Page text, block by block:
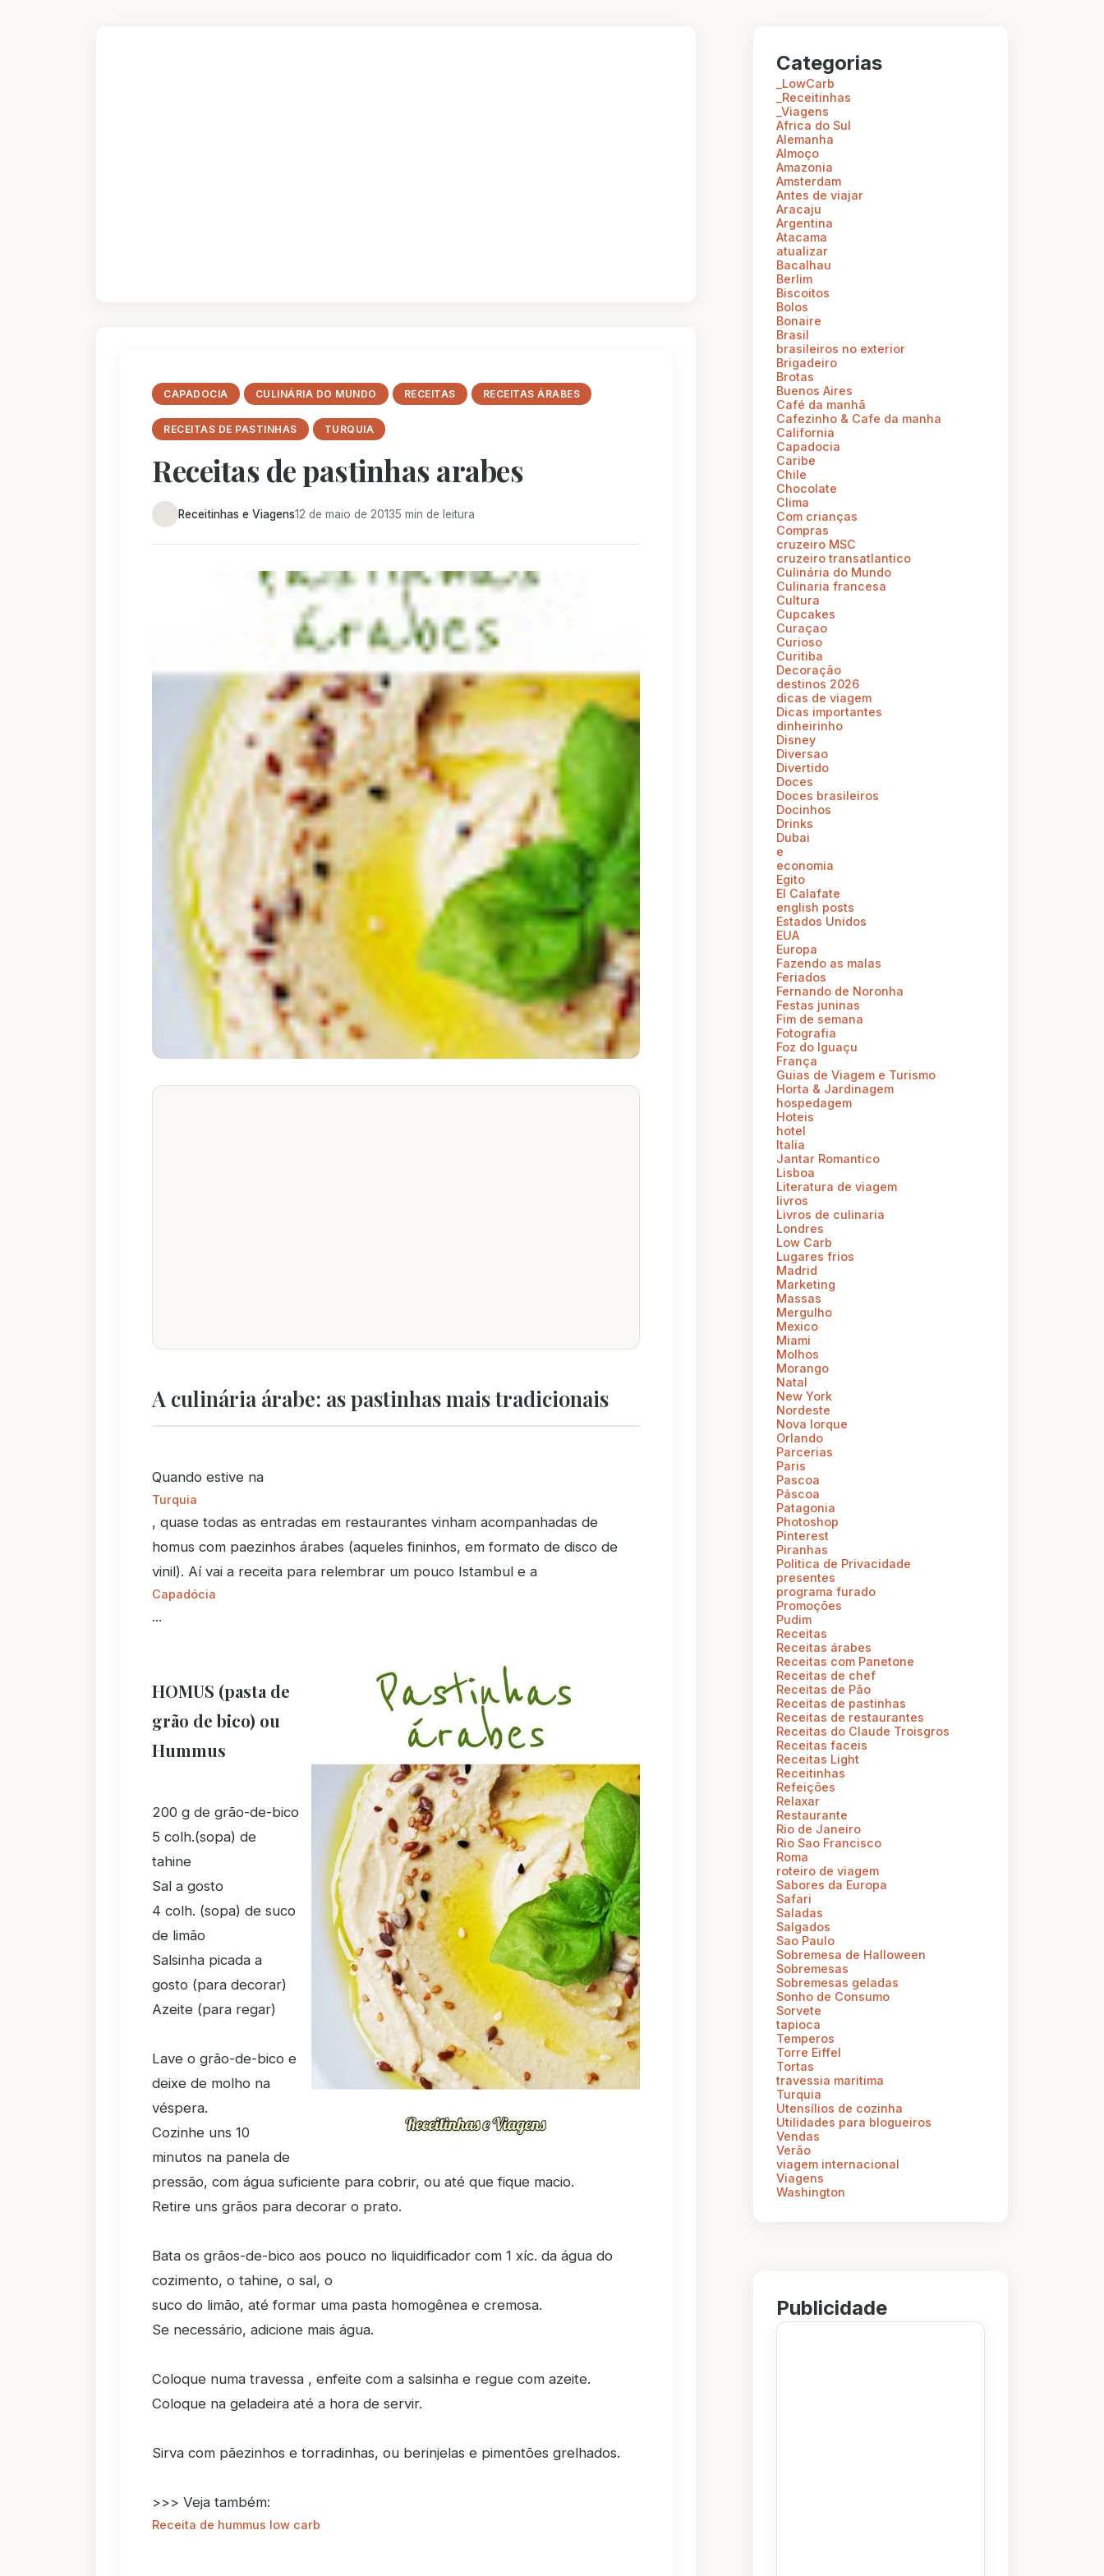
CAPADOCIA CULINÁRIA DO MUNDO RECEITAS RECEITAS ÁRABES
RECEITAS DE PASTINHAS TURQUIA
Receitas de pastinhas arabes
Receitinhas e Viagens12 de maio de 20135 min de leitura
A culinária árabe: as pastinhas mais tradicionais
Quando estive na
Turquia
, quase todas as entradas em restaurantes vinham acompanhadas de
homus com paezinhos árabes (aqueles fininhos, em formato de disco de
vinil). Aí vai a receita para relembrar um pouco Istambul e a
Capadócia
...
HOMUS (pasta de
grão de bico) ou
Hummus
200 g de grão-de-bico
5 colh.(sopa) de
tahine
Sal a gosto
4 colh. (sopa) de suco
de limão
Salsinha picada a
gosto (para decorar)
Azeite (para regar)
Lave o grão-de-bico e
deixe de molho na
véspera.
Cozinhe uns 10
minutos na panela de
pressão, com água suficiente para cobrir, ou até que fique macio.
Retire uns grãos para decorar o prato.
Bata os grãos-de-bico aos pouco no liquidificador com 1 xíc. da água do
cozimento, o tahine, o sal, o
suco do limão, até formar uma pasta homogênea e cremosa.
Se necessário, adicione mais água.
Coloque numa travessa , enfeite com a salsinha e regue com azeite.
Coloque na geladeira até a hora de servir.
Sirva com pãezinhos e torradinhas, ou berinjelas e pimentões grelhados.
>>> Veja também:
Receita de hummus low carb
Categorias
_LowCarb
_Receitinhas
_Viagens
Africa do Sul
Alemanha
Almoço
Amazonia
Amsterdam
Antes de viajar
Aracaju
Argentina
Atacama
atualizar
Bacalhau
Berlim
Biscoitos
Bolos
Bonaire
Brasil
brasileiros no exterior
Brigadeiro
Brotas
Buenos Aires
Café da manhã
Cafezinho & Cafe da manha
California
Capadocia
Caribe
Chile
Chocolate
Clima
Com crianças
Compras
cruzeiro MSC
cruzeiro transatlantico
Culinária do Mundo
Culinaria francesa
Cultura
Cupcakes
Curaçao
Curioso
Curitiba
Decoração
destinos 2026
dicas de viagem
Dicas importantes
dinheirinho
Disney
Diversao
Divertido
Doces
Doces brasileiros
Docinhos
Drinks
Dubai
e
economia
Egito
El Calafate
english posts
Estados Unidos
EUA
Europa
Fazendo as malas
Feriados
Fernando de Noronha
Festas juninas
Fim de semana
Fotografia
Foz do Iguaçu
França
Guias de Viagem e Turismo
Horta & Jardinagem
hospedagem
Hoteis
hotel
Italia
Jantar Romantico
Lisboa
Literatura de viagem
livros
Livros de culinaria
Londres
Low Carb
Lugares frios
Madrid
Marketing
Massas
Mergulho
Mexico
Miami
Molhos
Morango
Natal
New York
Nordeste
Nova Iorque
Orlando
Parcerias
Paris
Pascoa
Páscoa
Patagonia
Photoshop
Pinterest
Piranhas
Politica de Privacidade
presentes
programa furado
Promoções
Pudim
Receitas
Receitas árabes
Receitas com Panetone
Receitas de chef
Receitas de Pão
Receitas de pastinhas
Receitas de restaurantes
Receitas do Claude Troisgros
Receitas faceis
Receitas Light
Receitinhas
Refeições
Relaxar
Restaurante
Rio de Janeiro
Rio Sao Francisco
Roma
roteiro de viagem
Sabores da Europa
Safari
Saladas
Salgados
Sao Paulo
Sobremesa de Halloween
Sobremesas
Sobremesas geladas
Sonho de Consumo
Sorvete
tapioca
Temperos
Torre Eiffel
Tortas
travessia maritima
Turquia
Utensílios de cozinha
Utilidades para blogueiros
Vendas
Verão
viagem internacional
Viagens
Washington
Publicidade